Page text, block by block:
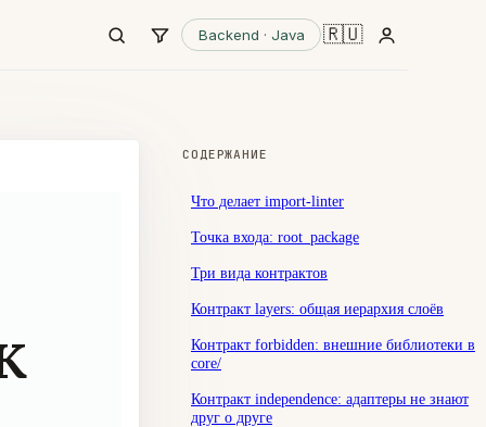
Backend · Java 🇷🇺
СОДЕРЖАНИЕ
Что делает import-linter
Точка входа: root_package
Три вида контрактов
Контракт layers: общая иерархия слоёв
Контракт forbidden: внешние библиотеки в
core/
Контракт independence: адаптеры не знают
друг о друге